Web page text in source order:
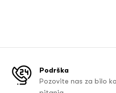
Podrška
Pozovite nas za bilo